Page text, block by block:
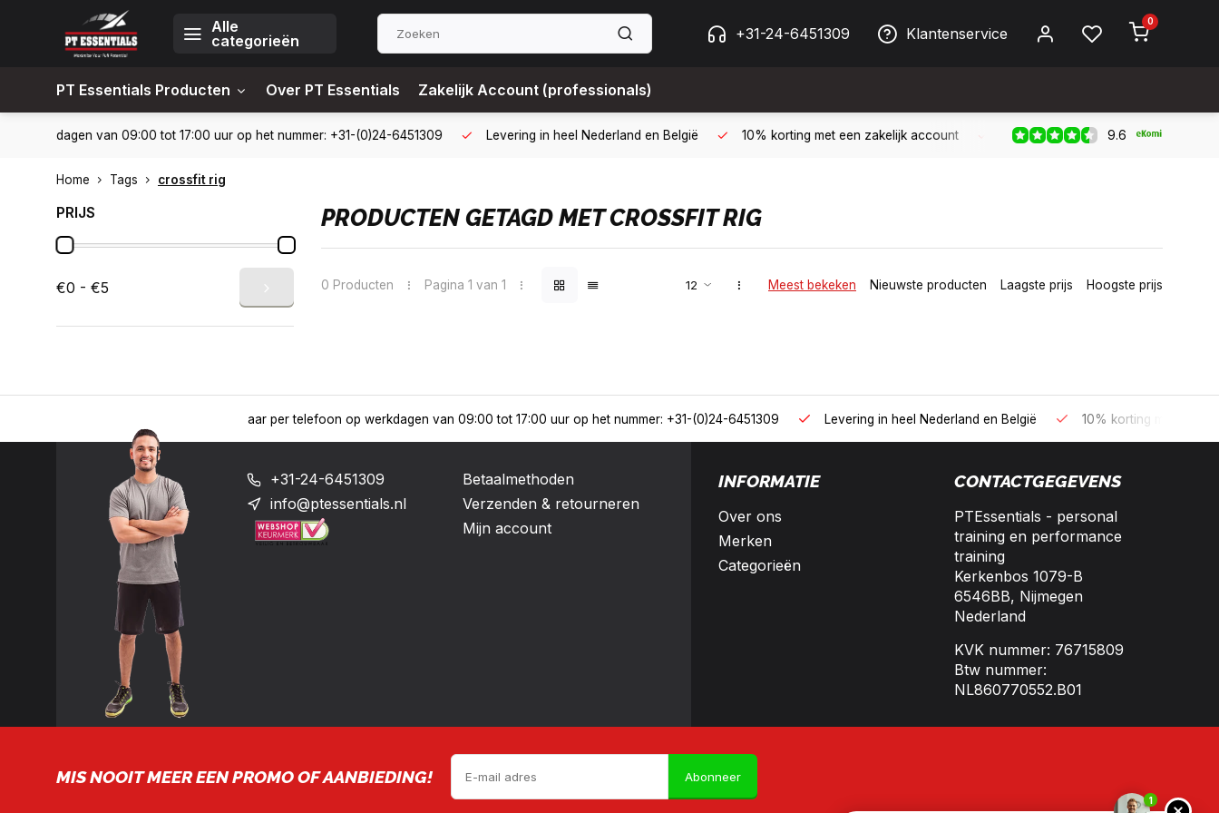
Alle
categorieën
+31-24-6451309 Klantenservice
0
PT Essentials Producten Over PT Essentials Zakelijk Account (professionals)
Levering in heel Nederland en België 10% korting met een zakelijk account B2B kopen op 30 dagen factuur met Biller! Bereikbaar per telefoon op werkdagen van 09:00 tot
9.6
Home Tags crossfit rig
PRIJS
€0 - €5
PRODUCTEN GETAGD MET CROSSFIT RIG
0 Producten Pagina 1 van 1 Meest bekeken Nieuwste producten Laagste prijs Hoogste prijs
Levering in heel Nederland en België 10% korting met een zakelijk account B2B kopen op 30 dagen factuur met Biller! Bereikbaar per
+31-24-6451309
info@ptessentials.nl
Betaalmethoden
Verzenden & retourneren
Mijn account
INFORMATIE
Over ons
Merken
Categorieën
CONTACTGEGEVENS
PTEssentials - personal
training en performance
training
Kerkenbos 1079-B
6546BB, Nijmegen
Nederland
KVK nummer: 76715809
Btw nummer:
NL860770552.B01
MIS NOOIT MEER EEN PROMO OF AANBIEDING! Abonneer
1